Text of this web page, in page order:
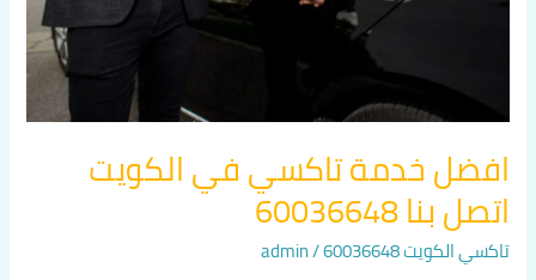
افضل خدمة تاكسي في الكويت
اتصل بنا 60036648
تاكسي الكويت 60036648 /
admin